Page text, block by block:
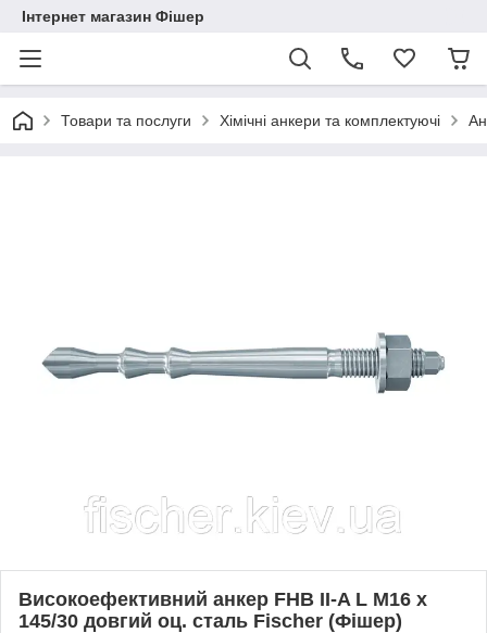
Інтернет магазин Фішер
Товари та послуги Хімічні анкери та комплектуючі
Високоефективний анкер FHB II-A L M16 x
145/30 довгий оц. сталь Fischer (Фішер)